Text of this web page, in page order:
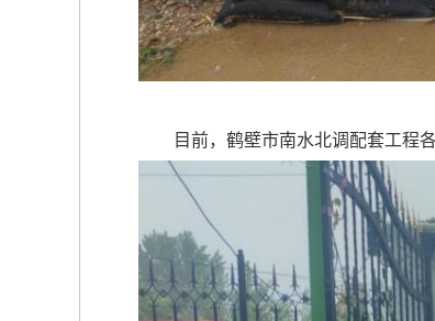
目前，鹤壁市南水北调配套工程各